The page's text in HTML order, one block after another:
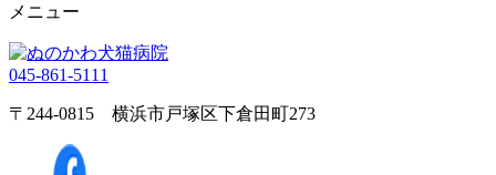
メニュー
045-861-5111
〒244-0815 横浜市戸塚区下倉田町273